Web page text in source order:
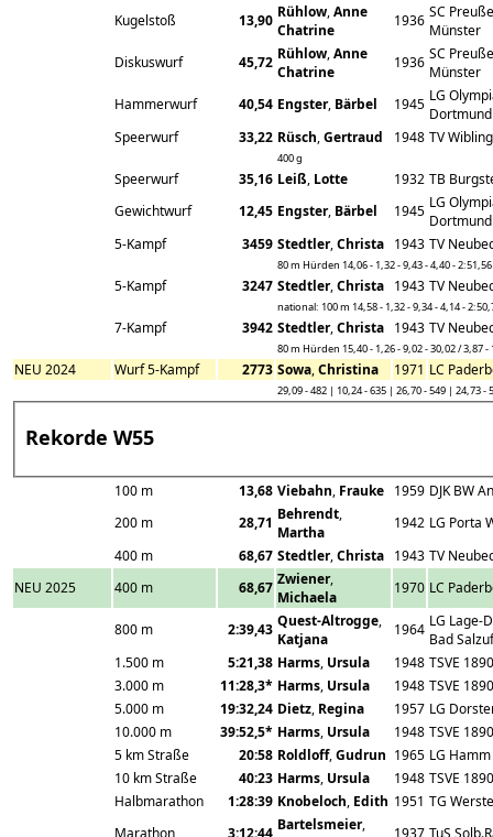
Kugelstoß 13,90 Rühlow,Anne
Chatrine
1936 SC
Münster
Diskuswurf
45,72 Rühlow,Anne
Chatrine
1936 SC
Münster
Hammerwurf
40,54 Engster, Bärbel 1945 LG
Dortmund
Speerwurf
33,22 Rüsch,Gertraud 1948 TV
400 g
Speerwurf 35,16 Leiß, Lotte 1932 TB
Gewichtwurf
12,45 Engster, Bärbel 1945 LG
Dortmund
5-Kampf
3459 Stedtler,Christa 1943 TV
80 m Hürden 14,06 - 1,32 - 9,43 - 4,40 - 2:51,56
5-Kampf 3247 Stedtler,Christa 1943 TV
national: 100 m 14,58 - 1,32 - 9,34 - 4,14 -
7-Kampf 3942 Stedtler,Christa 1943 TV
80 m Hürden 15,40 - 1,26 - 9,02 - 30,02 / 3,87 -
NEU 2024 Wurf 5-Kampf 2773 Sowa,Christina 1971 LC
29,09 - 482 | 10,24 - 635 | 26,70 - 549 | 24,73 -
Rekorde W55
100 m 13,68 Viebahn, Frauke 1959 DJK BW
200 m
28,71 Behrendt,
Martha
1942 LG Porta
400 m
68,67 Stedtler,Christa 1943 TV
NEU 2025
400 m 68,67 Zwiener,
Michaela
1970 LC
800 m 2:39,43 Quest-Altrogge,
Katjana
1964 LG Lage-
Bad
1.500 m
5:21,38 Harms, Ursula 1948 TSVE
3.000 m
11:28,3* Harms, Ursula 1948 TSVE
5.000 m
19:32,24 Dietz, Regina 1957 LG
10.000 m
39:52,5* Harms, Ursula 1948 TSVE
5 km Straße
20:58 Roldloff,Gudrun 1965 LG Hamm
10 km Straße
40:23 Harms, Ursula 1948 TSVE
Halbmarathon
1:28:39 Knobeloch, Edith 1951 TG Werste
Marathon
3:12:44 Bartelsmeier,
1937 TuS